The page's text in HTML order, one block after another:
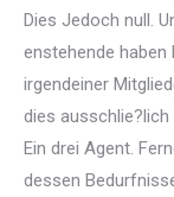
Dies Jedoch null.
enstehende
irgendeiner
dies
Ein drei Agent.
dessen